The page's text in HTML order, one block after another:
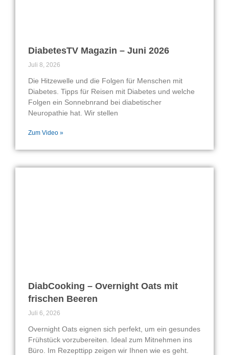
DiabetesTV Magazin – Juni 2026
Juli 8, 2026
Die Hitzewelle und die Folgen für Menschen mit
Diabetes. Tipps für Reisen mit Diabetes und welche
Folgen ein Sonnebnrand bei diabetischer
Neuropathie hat. Wir stellen
Zum Video »
DiabCooking – Overnight Oats mit
frischen Beeren
Juli 6, 2026
Overnight Oats eignen sich perfekt, um ein gesundes
Frühstück vorzubereiten. Ideal zum Mitnehmen ins
Büro. Im Rezepttipp zeigen wir Ihnen wie es geht.